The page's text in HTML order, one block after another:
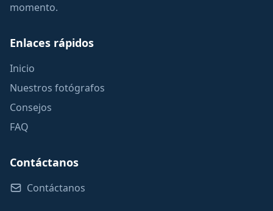
momento.
Enlaces rápidos
Inicio
Nuestros fotógrafos
Consejos
FAQ
Contáctanos
Contáctanos